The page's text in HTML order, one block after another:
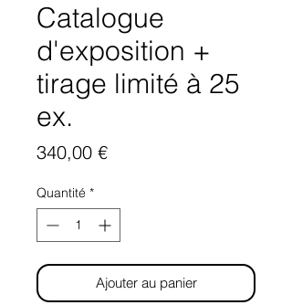
Catalogue
d'exposition +
tirage limité à 25
ex.
340,00 €Prix
Quantité *
Ajouter au panier